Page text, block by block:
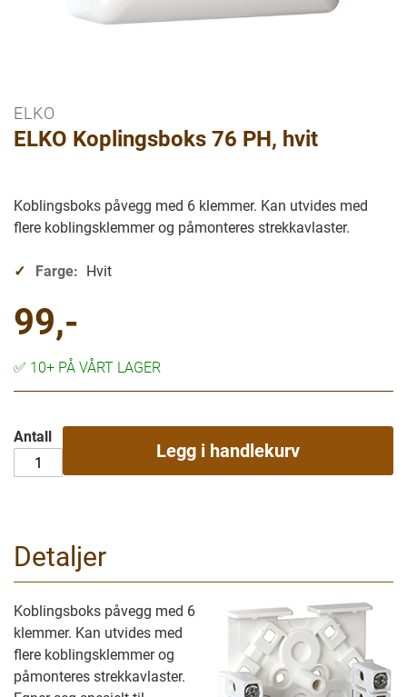
Gå
til
bilder
galleriet
ELKO
ELKO Koplingsboks 76 PH, hvit
Koblingsboks påvegg med 6 klemmer. Kan utvides med
flere koblingsklemmer og påmonteres strekkavlaster.
Farge: Hvit
99,-
✅ 10+ PÅ VÅRT LAGER
Antall
Legg i handlekurv
Detaljer
Koblingsboks påvegg med 6
klemmer. Kan utvides med
flere koblingsklemmer og
påmonteres strekkavlaster.